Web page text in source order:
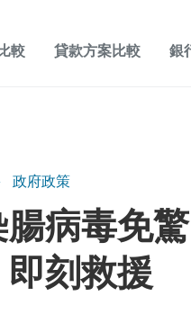
較 貸款方案比較 銀
政府政策
病毒免
刻救援